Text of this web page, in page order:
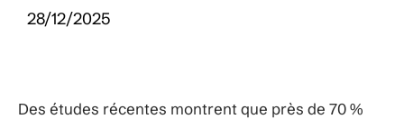
28/12/2025
Des études récentes montrent que près de 70 %